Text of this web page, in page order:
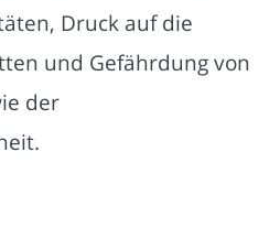
Druck auf die
und Gefährdung von
der